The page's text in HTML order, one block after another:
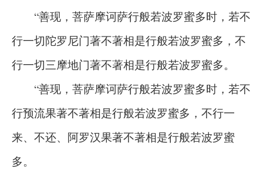
“善现，菩萨摩诃萨行般若波罗蜜多时，若不
行一切陀罗尼门著不著相是行般若波罗蜜多，不
行一切三摩地门著不著相是行般若波罗蜜多。
“善现，菩萨摩诃萨行般若波罗蜜多时，若不
行预流果著不著相是行般若波罗蜜多，不行一
来、不还、阿罗汉果著不著相是行般若波罗蜜
多。